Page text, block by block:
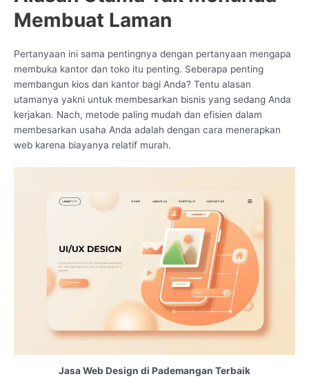
Membuat Laman
Pertanyaan ini sama pentingnya dengan pertanyaan mengapa
membuka kantor dan toko itu penting. Seberapa penting
membangun kios dan kantor bagi Anda? Tentu alasan
utamanya yakni untuk membesarkan bisnis yang sedang Anda
kerjakan. Nach, metode paling mudah dan efisien dalam
membesarkan usaha Anda adalah dengan cara menerapkan
web karena biayanya relatif murah.
Jasa Web Design di Pademangan Terbaik